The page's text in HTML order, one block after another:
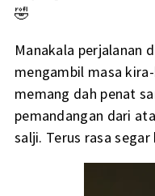
🤣
Manakala perjalanan
mengambil masa
memang dah penat
pemandangan dari
salji. Terus rasa